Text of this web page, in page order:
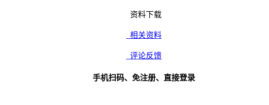
资料下载
相关资料
评论反馈
手机扫码、免注册、直接登录